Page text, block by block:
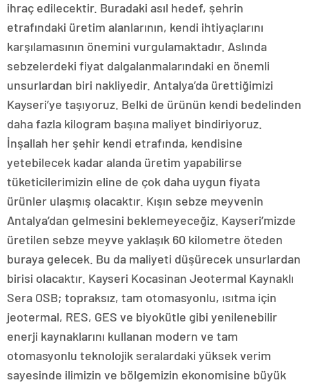
ihraç edilecektir. Buradaki asıl hedef, şehrin
etrafındaki üretim alanlarının, kendi ihtiyaçlarını
karşılamasının önemini vurgulamaktadır. Aslında
sebzelerdeki fiyat dalgalanmalarındaki en önemli
unsurlardan biri nakliyedir. Antalya’da ürettiğimizi
Kayseri’ye taşıyoruz. Belki de ürünün kendi bedelinden
daha fazla kilogram başına maliyet bindiriyoruz.
İnşallah her şehir kendi etrafında, kendisine
yetebilecek kadar alanda üretim yapabilirse
tüketicilerimizin eline de çok daha uygun fiyata
ürünler ulaşmış olacaktır. Kışın sebze meyvenin
Antalya’dan gelmesini beklemeyeceğiz. Kayseri’mizde
üretilen sebze meyve yaklaşık 60 kilometre öteden
buraya gelecek. Bu da maliyeti düşürecek unsurlardan
birisi olacaktır. Kayseri Kocasinan Jeotermal Kaynaklı
Sera OSB; topraksız, tam otomasyonlu, ısıtma için
jeotermal, RES, GES ve biyokütle gibi yenilenebilir
enerji kaynaklarını kullanan modern ve tam
otomasyonlu teknolojik seralardaki yüksek verim
sayesinde ilimizin ve bölgemizin ekonomisine büyük